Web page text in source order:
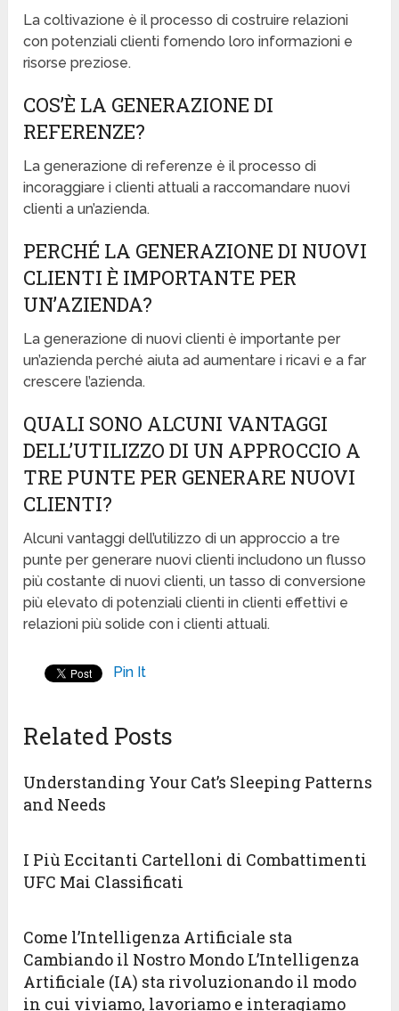
La coltivazione è il processo di costruire relazioni
con potenziali clienti fornendo loro informazioni e
risorse preziose.
COS’È LA GENERAZIONE DI
REFERENZE?
La generazione di referenze è il processo di
incoraggiare i clienti attuali a raccomandare nuovi
clienti a un’azienda.
PERCHÉ LA GENERAZIONE DI NUOVI
CLIENTI È IMPORTANTE PER
UN’AZIENDA?
La generazione di nuovi clienti è importante per
un’azienda perché aiuta ad aumentare i ricavi e a far
crescere l’azienda.
QUALI SONO ALCUNI VANTAGGI
DELL’UTILIZZO DI UN APPROCCIO A
TRE PUNTE PER GENERARE NUOVI
CLIENTI?
Alcuni vantaggi dell’utilizzo di un approccio a tre
punte per generare nuovi clienti includono un flusso
più costante di nuovi clienti, un tasso di conversione
più elevato di potenziali clienti in clienti effettivi e
relazioni più solide con i clienti attuali.
Pin It
Related Posts
Understanding Your Cat’s Sleeping Patterns
and Needs
I Più Eccitanti Cartelloni di Combattimenti
UFC Mai Classificati
Come l’Intelligenza Artificiale sta
Cambiando il Nostro Mondo L’Intelligenza
Artificiale (IA) sta rivoluzionando il modo
in cui viviamo, lavoriamo e interagiamo